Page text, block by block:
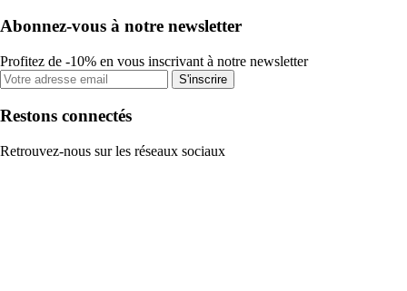
Abonnez-vous à notre newsletter
Profitez de -10% en vous inscrivant à notre newsletter
S'inscrire
Restons connectés
Retrouvez-nous sur les réseaux sociaux